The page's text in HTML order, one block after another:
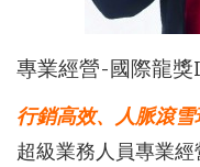
專業經營-國際龍獎
行銷高效、人脈滾
超級業務人員專業